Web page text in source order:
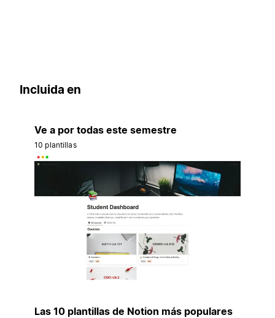
Incluida en
Ve a por todas este semestre
10 plantillas
Las 10 plantillas de Notion más populares